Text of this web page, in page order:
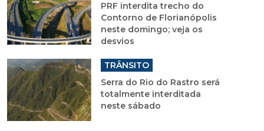
PRF interdita trecho do
Contorno de Florianópolis
neste domingo; veja os
desvios
TRÂNSITO
Serra do Rio do Rastro será
totalmente interditada
neste sábado